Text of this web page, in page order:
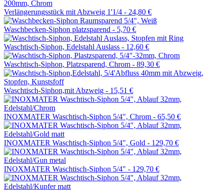
Verlängerungsstück mit Abzweig 1'1/4 - 24,80 €
Waschbecken-Siphon platzsparend - 5,70 €
Waschtisch-Siphon, Edelstahl Auslass - 12,60 €
Waschtisch-Siphon, Platzsparend, Chrom - 89,30 €
Waschtisch-Siphon,mit Abzweig - 15,51 €
INOXMATER Waschtisch-Siphon 5/4", Chrom - 65,50 €
INOXMATER Waschtisch-Siphon 5/4", Gold - 129,70 €
INOXMATER Waschtisch-Siphon 5/4" - 129,70 €